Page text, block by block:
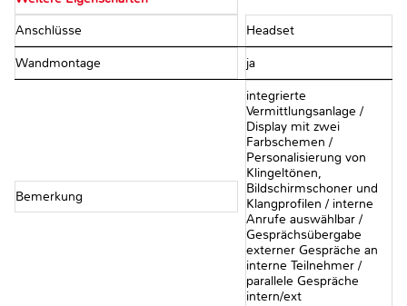
Anschlüsse Headset
Wandmontage ja
Bemerkung
integrierte
Vermittlungsanlage /
Display mit zwei
Farbschemen /
Personalisierung von
Klingeltönen,
Bildschirmschoner und
Klangprofilen / interne
Anrufe auswählbar /
Gesprächsübergabe
externer Gespräche an
interne Teilnehmer /
parallele Gespräche
intern/ext